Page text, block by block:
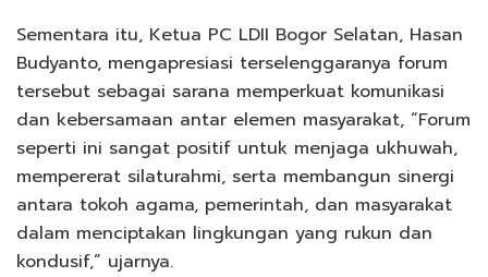
Sementara itu, Ketua PC LDII Bogor Selatan, Hasan
Budyanto, mengapresiasi terselenggaranya forum
tersebut sebagai sarana memperkuat komunikasi
dan kebersamaan antar elemen masyarakat, “Forum
seperti ini sangat positif untuk menjaga ukhuwah,
mempererat silaturahmi, serta membangun sinergi
antara tokoh agama, pemerintah, dan masyarakat
dalam menciptakan lingkungan yang rukun dan
kondusif,” ujarnya.